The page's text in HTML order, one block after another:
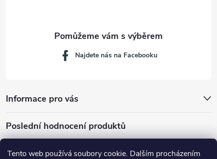
Tento web používá soubory cookie. Dalším procházením
Informace pro vás
Najdete nás na Facebooku
Poslední hodnocení produktů